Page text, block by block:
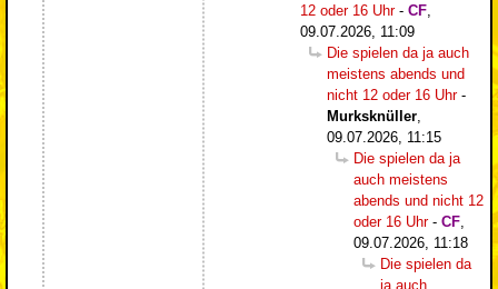
12 oder 16 Uhr- CF
09.07.2026, 11:09
Die spielen da ja auch
meistens abends und
nicht 12 oder 16 Uhr-
Murksknüller
09.07.2026, 11:15
Die spielen da ja
auch meistens
abends und nicht 12
oder 16 Uhr- CF
09.07.2026, 11:18
Die spielen da
ja auch